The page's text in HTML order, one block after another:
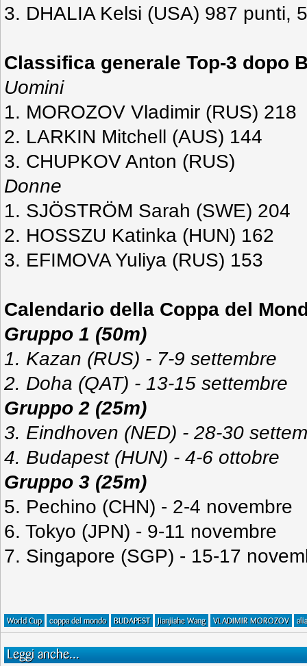
3. DHALIA Kelsi (USA) 987 punti,
Classifica generale Top-3 dopo
Uomini
1. MOROZOV Vladimir (RUS) 218
2. LARKIN Mitchell (AUS) 144
3. CHUPKOV Anton (RUS)
Donne
1. SJÖSTRÖM Sarah (SWE) 204
2. HOSSZU Katinka (HUN) 162
3. EFIMOVA Yuliya (RUS) 153
Calendario della Coppa del
Gruppo 1 (50m)
1. Kazan (RUS) - 7-9 settembre
2. Doha (QAT) - 13-15 settembre
Gruppo 2 (25m)
3. Eindhoven (NED) - 28-30
4. Budapest (HUN) - 4-6 ottobre
Gruppo 3 (25m)
5. Pechino (CHN) - 2-4 novembre
6. Tokyo (JPN) - 9-11 novembre
7. Singapore (SGP) - 15-17
World Cup coppa del mondo BUDAPEST Jianjiahe Wang VLADIMIR MOROZOV
Leggi anche...